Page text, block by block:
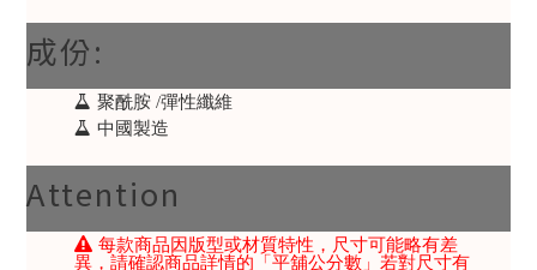
成份:
聚酰胺 /彈性纖維
中國製造
Attention
每款商品因版型或材質特性，尺寸可能略有差
異，請確認商品詳情的「平舖公分數」若對尺寸有